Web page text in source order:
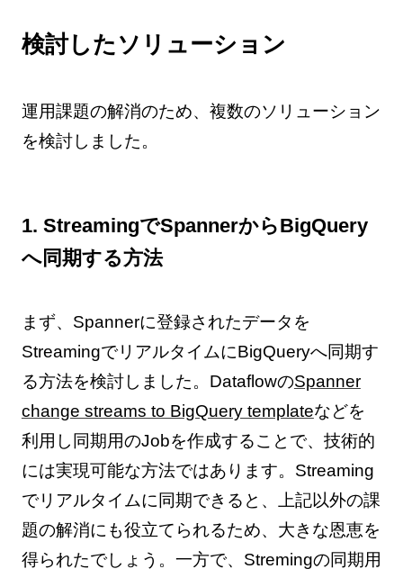
検討したソリューション
運用課題の解消のため、複数のソリューション
を検討しました。
1. StreamingでSpannerからBigQuery
へ同期する方法
まず、Spannerに登録されたデータを
StreamingでリアルタイムにBigQueryへ同期す
る方法を検討しました。DataflowのSpanner
change streams to BigQuery templateなどを
利用し同期用のJobを作成することで、技術的
には実現可能な方法ではあります。Streaming
でリアルタイムに同期できると、上記以外の課
題の解消にも役立てられるため、大きな恩恵を
得られたでしょう。一方で、Stremingの同期用